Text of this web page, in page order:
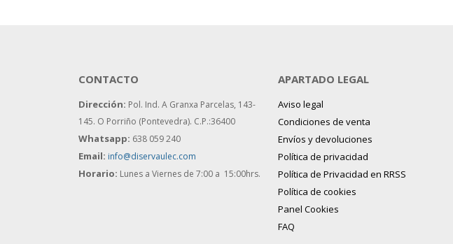
CONTACTO
Dirección: Pol. Ind. A Granxa Parcelas, 143-
145. O Porriño (Pontevedra). C.P.:36400
Whatsapp: 638 059 240
Email: info@diservaulec.com
Horario: Lunes a Viernes de 7:00 a 15:00hrs.
APARTADO LEGAL
Aviso legal
Condiciones de venta
Envíos y devoluciones
Política de privacidad
Política de Privacidad en RRSS
Política de cookies
Panel Cookies
FAQ